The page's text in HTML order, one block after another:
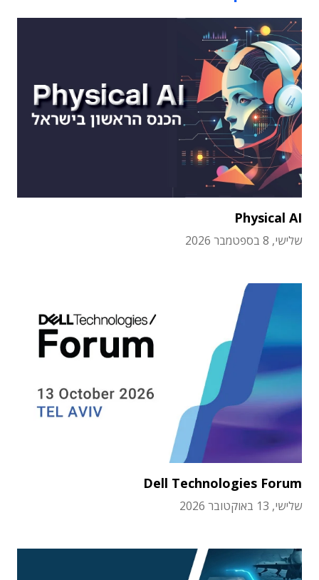
Physical AI
שלישי, 8 בספטמבר 2026
Dell Technologies Forum
שלישי, 13 באוקטובר 2026